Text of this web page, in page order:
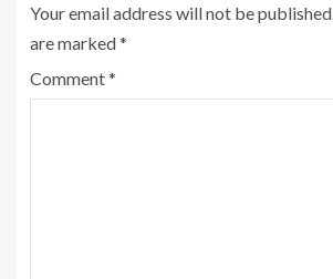
Your email address will not be published.
are marked*
Comment*